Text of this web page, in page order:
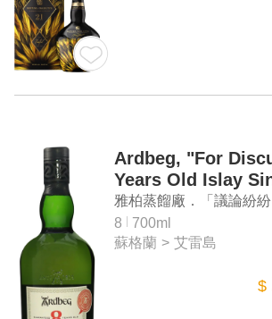
Ardbeg, "For
Years Old Islay
Scotch Whisky
Exclusive)
雅柏蒸餾廠．「議論紛
麥芽蘇格蘭威士忌（委員
8
700ml
蘇格蘭 > 艾雷島
$